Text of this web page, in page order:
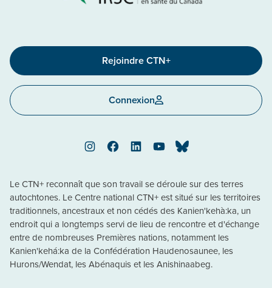
Rejoindre CTN+
Connexion
InstagramFacebookLinkedInYouTubeBluesky
Le CTN+ reconnaît que son travail se déroule sur des terres
autochtones. Le Centre national CTN+ est situé sur les territoires
traditionnels, ancestraux et non cédés des Kanien'kehà:ka, un
endroit qui a longtemps servi de lieu de rencontre et d'échange
entre de nombreuses Premières nations, notamment les
Kanien'kehá:ka de la Confédération Haudenosaunee, les
Hurons/Wendat, les Abénaquis et les Anishinaabeg.